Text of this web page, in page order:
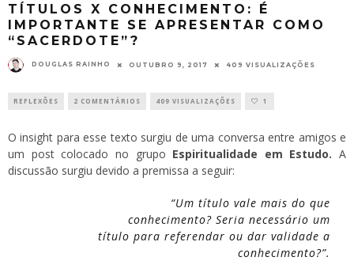
TÍTULOS X CONHECIMENTO: É
IMPORTANTE SE APRESENTAR COMO
“SACERDOTE”?
DOUGLAS RAINHO OUTUBRO 9, 2017 409 VISUALIZAÇÕES
REFLEXÕES 2 COMENTÁRIOS 409 VISUALIZAÇÕES 1
O insight para esse texto surgiu de uma conversa entre amigos e
um post colocado no grupo Espiritualidade em Estudo. A
discussão surgiu devido a premissa a seguir:
“Um título vale mais do que
conhecimento? Seria necessário um
título para referendar ou dar validade a
conhecimento?”.